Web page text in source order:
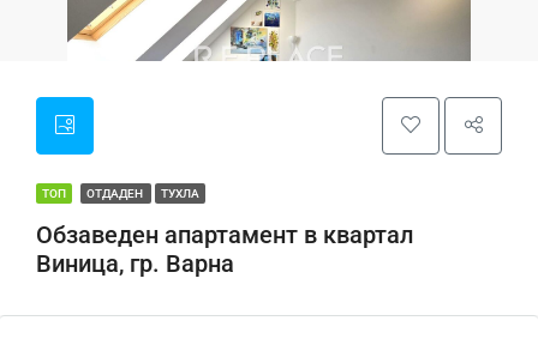
ТОП ОТДАДЕН ТУХЛА
Обзаведен апартамент в квартал
Виница, гр. Варна